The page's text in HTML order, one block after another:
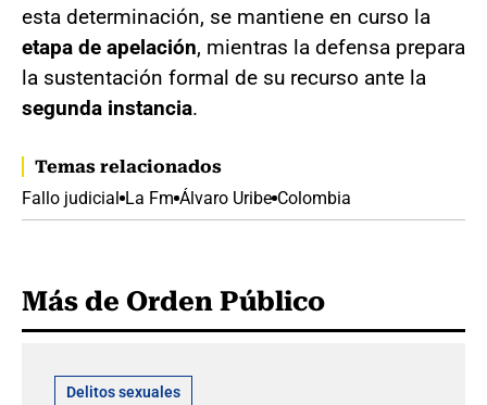
esta determinación, se mantiene en curso la
etapa de apelación, mientras la defensa prepara
la sustentación formal de su recurso ante la
segunda instancia.
Temas relacionados
Fallo judicial La Fm Álvaro Uribe Colombia
Más de Orden Público
Delitos sexuales